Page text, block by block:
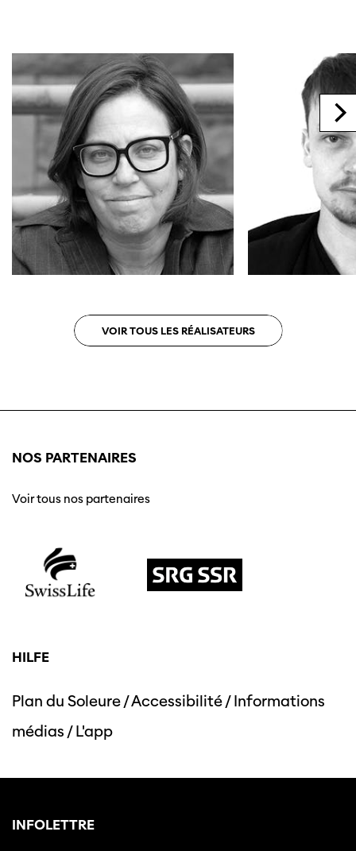
VOIR TOUS LES RÉALISATEURS
NOS PARTENAIRES
Voir tous nos partenaires
HILFE
Plan du Soleure/Accessibilité/Informations
médias /L'app
INFOLETTRE